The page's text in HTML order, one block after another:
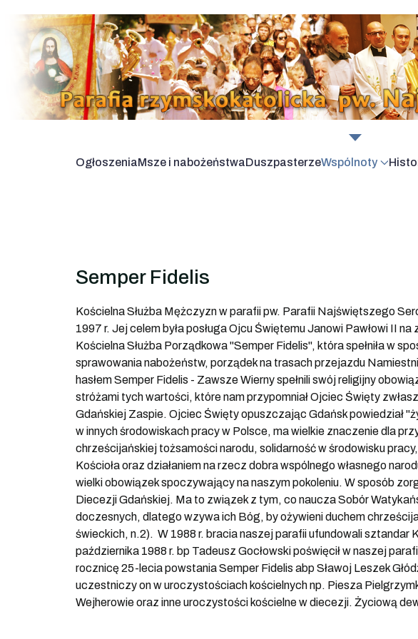
OgłoszeniaMsze i nabożeństwaDuszpasterzeWspólnoty
Semper Fidelis
Kościelna Służba Mężczyzn w parafii pw. Parafii Najświętszego
1997 r. Jej celem była posługa Ojcu Świętemu Janowi Pawłowi II
Kościelna Służba Porządkowa "Semper Fidelis", która spełniła w
sprawowania nabożeństw, porządek na trasach przejazdu
hasłem Semper Fidelis - Zawsze Wierny spełnili swój religijny
stróżami tych wartości, które nam przypomniał Ojciec Święty
Gdańskiej Zaspie. Ojciec Święty opuszczając Gdańsk powiedział
w innych środowiskach pracy w Polsce, ma wielkie znaczenie dla
chrześcijańskiej tożsamości narodu, solidarność w środowisku
Kościoła oraz działaniem na rzecz dobra wspólnego własnego
wielki obowiązek spoczywający na naszym pokoleniu. W sposób
Diecezji Gdańskiej. Ma to związek z tym, co naucza Sobór
doczesnych, dlatego wzywa ich Bóg, by ożywieni duchem
świeckich, n.2). W 1988 r. bracia naszej parafii ufundowali sztandar
października 1988 r. bp Tadeusz Gocłowski poświęcił w naszej
rocznicę 25-lecia powstania Semper Fidelis abp Sławoj Leszek
uczestniczy on w uroczystościach kościelnych np. Piesza
Wejherowie oraz inne uroczystości kościelne w diecezji. Życiową